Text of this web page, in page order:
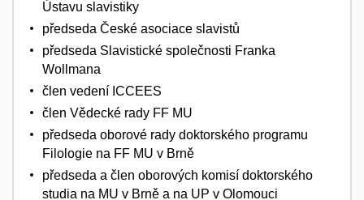
Ústavu slavistiky
předseda České asociace slavistů
předseda Slavistické společnosti Franka
Wollmana
člen vedení ICCEES
člen Vědecké rady FF MU
předseda oborové rady doktorského programu
Filologie na FF MU v Brně
předseda a člen oborových komisí doktorského
studia na MU v Brně a na UP v Olomouci